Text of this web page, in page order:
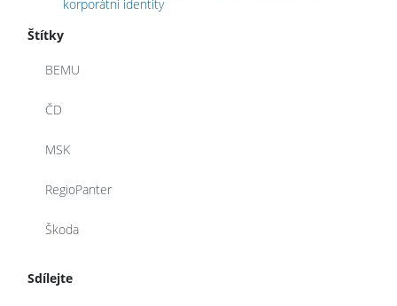
korporátní identity
Štítky
BEMU
ČD
MSK
RegioPanter
Škoda
Sdílejte